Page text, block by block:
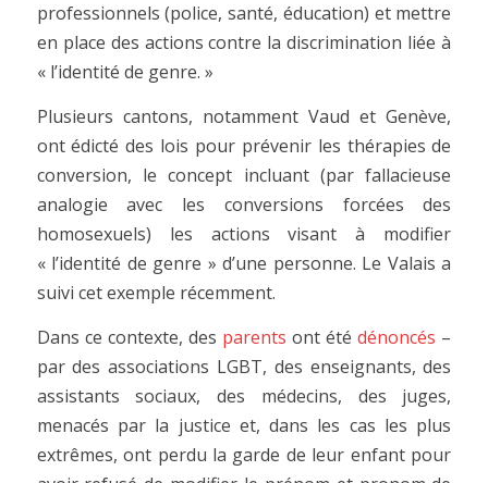
professionnels (police, santé, éducation) et mettre
en place des actions contre la discrimination liée à
« l’identité de genre. »
Plusieurs cantons, notamment Vaud et Genève,
ont édicté des lois pour prévenir les thérapies de
conversion, le concept incluant (par fallacieuse
analogie avec les conversions forcées des
homosexuels) les actions visant à modifier
« l’identité de genre » d’une personne. Le Valais a
suivi cet exemple récemment.
Dans ce contexte, des parents ont étédénoncés –
par des associations LGBT, des enseignants, des
assistants sociaux, des médecins, des juges,
menacés par la justice et, dans les cas les plus
extrêmes, ont perdu la garde de leur enfant pour